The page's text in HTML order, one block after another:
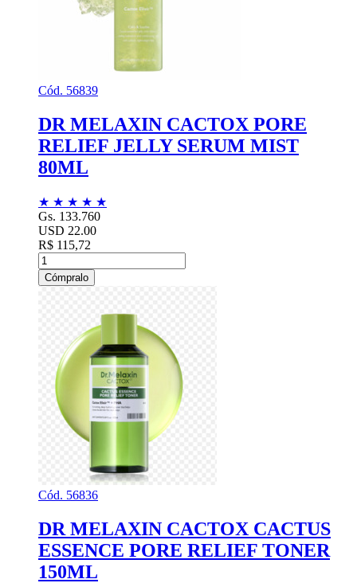
Cód. 56839
DR MELAXIN CACTOX PORE
RELIEF JELLY SERUM MIST
80ML
★ ★ ★ ★ ★
Gs. 133.760
USD 22.00
R$ 115,72
Cómpralo
Cód. 56836
DR MELAXIN CACTOX CACTUS
ESSENCE PORE RELIEF TONER
150ML